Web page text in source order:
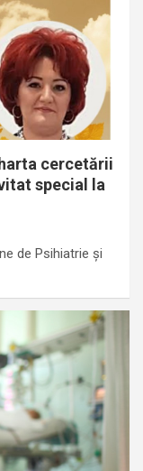
cercetării
special la
de Psihiatrie și